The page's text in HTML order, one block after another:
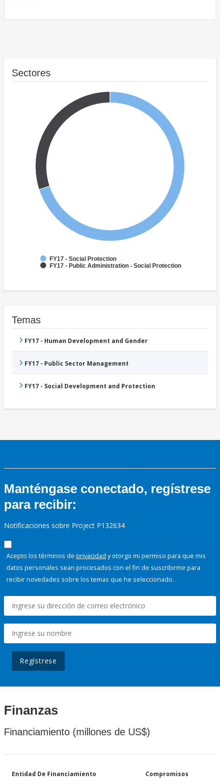
Sectores
FY17 - Social Protection
FY17 - Public Administration - Social Protection
Temas
FY17 - Human Development and Gender
FY17 - Public Sector Management
FY17 - Social Development and Protection
Manténgase conectado, regístrese
para recibir:
Notificaciones sobre Project P132634
Acepto los términos de privacidad y otorgo mi permiso para que mis
datos personales sean procesados con el fin de suscribirme para
recibir novedades sobre los temas que he seleccionado.
Regístrese
Finanzas
Financiamiento (millones de US$)
Entidad De Financiamiento Compromisos